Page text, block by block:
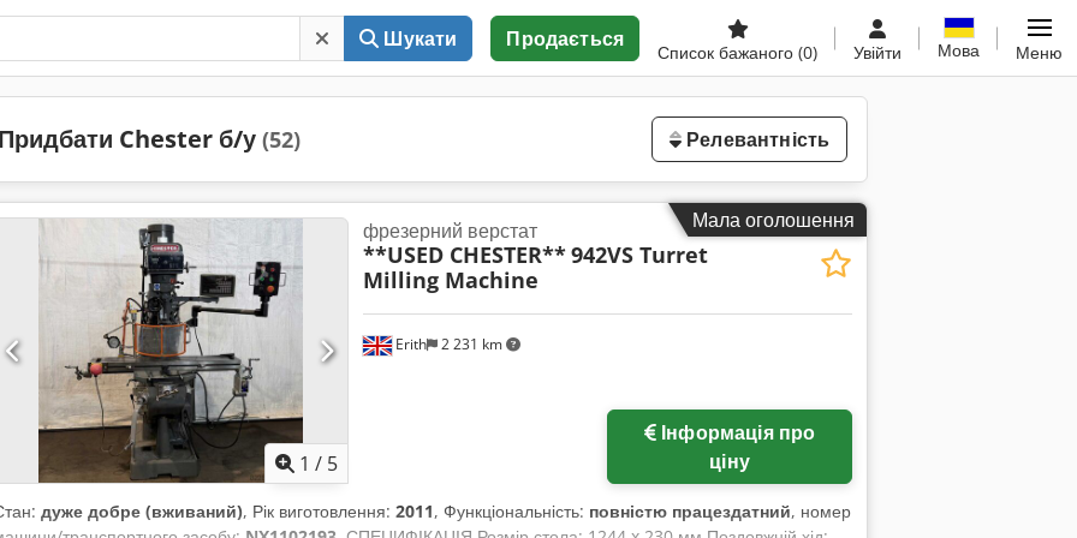
Шукати Продається
Список бажаного (0) Увійти Мова Меню
Придбати Chester б/у (52) Релевантність
Мала оголошення
1 / 5
Erith 2 231 km
фрезерний верстат
**USED CHESTER**942VS Turret
Milling Machine
ціну
дуже добре (вживаний), Рік виготовлення: 2011, Функціональність: повністю працездатний, номер